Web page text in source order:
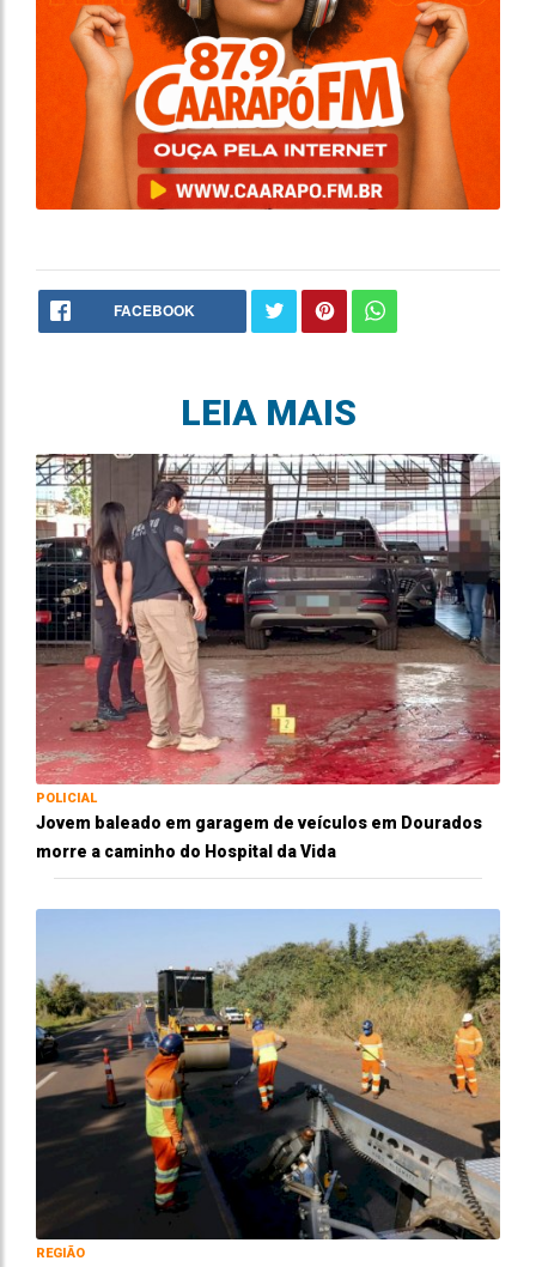
FACEBOOK
LEIA MAIS
POLICIAL
Jovem baleado em garagem de veículos em Dourados
morre a caminho do Hospital da Vida
REGIÃO